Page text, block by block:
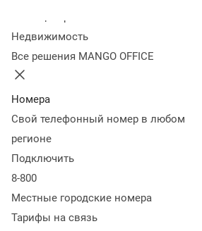
Недвижимость
Все решения MANGO OFFICE
Номера
Свой телефонный номер в любом
регионе
Подключить
8-800
Местные городские номера
Тарифы на связь
маркетолога
Статьи, обзоры, ТОПы, идеи и советы
бизнеса в разделе Энциклопедия
актуальная, живая и понятная
CRM маркетинг
Аналитика
Контекстная реклама
Google Adwords (ADS)